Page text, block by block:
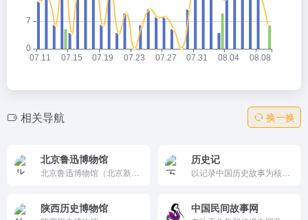
相关导航 换一换
北京鲁迅博物馆 历史记
陕西历史博物馆 中国民间故事网